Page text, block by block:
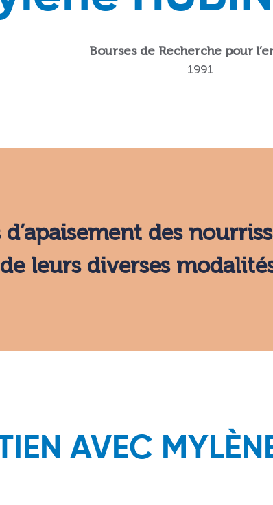
Bourses de Recherche pour
1991
d’apaisement des
de leurs diverses
AVEC